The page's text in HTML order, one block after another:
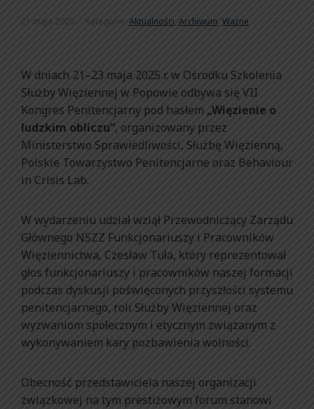
21 maja 2025 Kategorie: Aktualności, Archiwum Ważne
W dniach 21–23 maja 2025 r. w Ośrodku Szkolenia
Służby Więziennej w Popowie odbywa się VII
Kongres Penitencjarny pod hasłem „Więzienie o
ludzkim obliczu”, organizowany przez
Ministerstwo Sprawiedliwości, Służbę Więzienną,
Polskie Towarzystwo Penitencjarne oraz Behaviour
in Crisis Lab.
W wydarzeniu udział wziął Przewodniczący Zarządu
Głównego NSZZ Funkcjonariuszy i Pracowników
Więziennictwa, Czesław Tuła, który reprezentował
głos funkcjonariuszy i pracowników naszej formacji
podczas dyskusji poświęconych przyszłości systemu
penitencjarnego, roli Służby Więziennej oraz
wyzwaniom społecznym i etycznym związanym z
wykonywaniem kary pozbawienia wolności.
Obecność przedstawiciela naszej organizacji
związkowej na tym prestiżowym forum stanowi